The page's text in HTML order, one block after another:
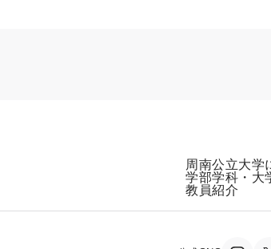
周南公立大学
学部学科・大
教員紹介